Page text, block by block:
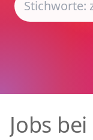
Jobs bei